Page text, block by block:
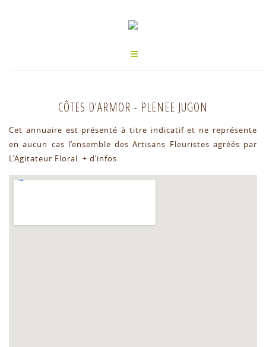
CÔTES D'ARMOR - PLENEE JUGON
Cet annuaire est présenté à titre indicatif et ne représente
en aucun cas l’ensemble des Artisans Fleuristes agréés par
L’Agitateur Floral. + d’infos